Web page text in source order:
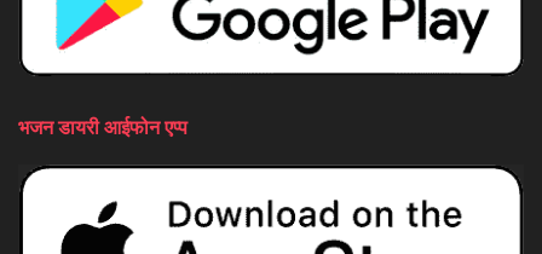
भजन डायरी आईफोन एप्प